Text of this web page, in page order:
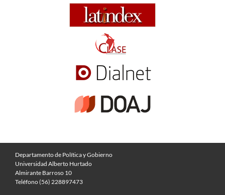
Departamento de Política y Gobierno
Universidad Alberto Hurtado
Almirante Barroso 10
Teléfono (56) 228897473